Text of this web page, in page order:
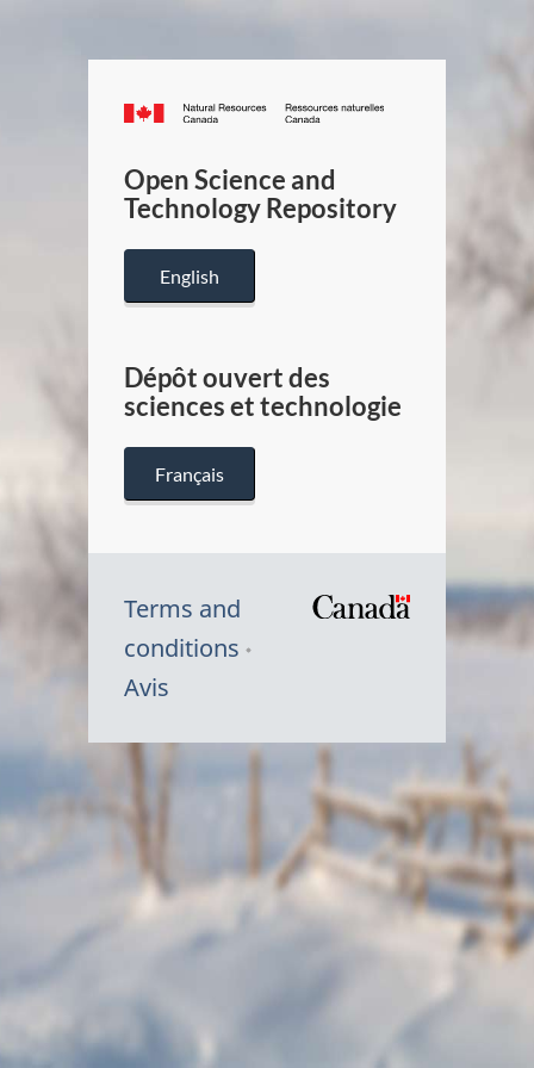
Canada.ca
/
Canada
Open Science and
Technology Repository
English
Dépôt ouvert des
sciences et technologie
Français
Terms and
conditions
Avis
Symbole
Canada